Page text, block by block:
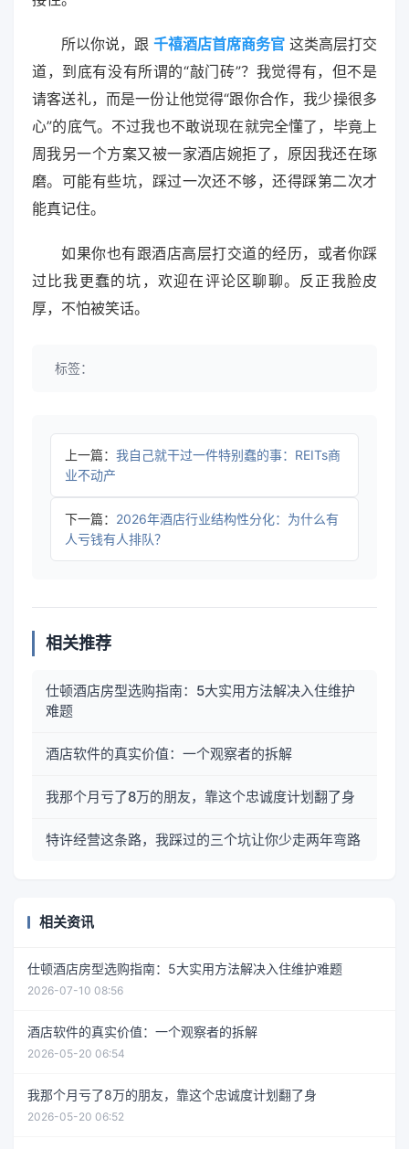
所以你说，跟 千禧酒店首席商务官 这类高层打交
道，到底有没有所谓的“敲门砖”？我觉得有，但不是
请客送礼，而是一份让他觉得“跟你合作，我少操很多
心”的底气。不过我也不敢说现在就完全懂了，毕竟上
周我另一个方案又被一家酒店婉拒了，原因我还在琢
磨。可能有些坑，踩过一次还不够，还得踩第二次才
能真记住。
如果你也有跟酒店高层打交道的经历，或者你踩
过比我更蠢的坑，欢迎在评论区聊聊。反正我脸皮
厚，不怕被笑话。
标签：
上一篇： 我自己就干过一件特别蠢的事：REITs商
业不动产
下一篇： 2026年酒店行业结构性分化：为什么有
人亏钱有人排队？
相关推荐
仕顿酒店房型选购指南：5大实用方法解决入住维护
难题
酒店软件的真实价值：一个观察者的拆解
我那个月亏了8万的朋友，靠这个忠诚度计划翻了身
特许经营这条路，我踩过的三个坑让你少走两年弯路
相关资讯
仕顿酒店房型选购指南：5大实用方法解决入住维护难题
2026-07-10 08:56
酒店软件的真实价值：一个观察者的拆解
2026-05-20 06:54
我那个月亏了8万的朋友，靠这个忠诚度计划翻了身
2026-05-20 06:52